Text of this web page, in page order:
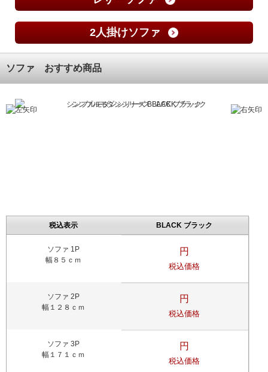
2人掛けソファ
ソファ おすすめ商品
シンプルモダンシリーズ BLACK ブラック
税込表示 BLACK ブラック
ソファ 1P
幅８５ｃｍ
円
税込価格
ソファ 2P
幅１２８ｃｍ
円
税込価格
ソファ 3P
幅１７１ｃｍ
円
税込価格